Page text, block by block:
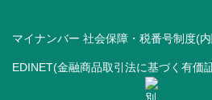
マイナンバー 社会保障・税番号制度(
EDINET(金融商品取引法に基づく有価